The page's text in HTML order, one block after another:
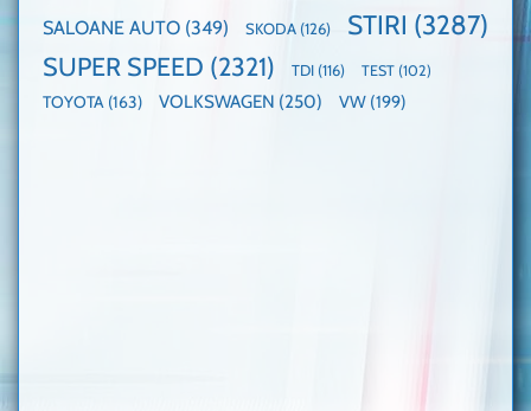
SALOANE AUTO (349) SKODA (126) STIRI (3287)
SUPER SPEED (2321) TDI (116) TEST (102)
TOYOTA (163) VOLKSWAGEN (250) VW (199)